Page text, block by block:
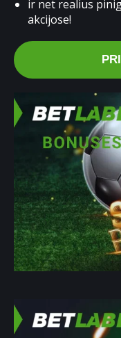
ir net realius
akcijose!